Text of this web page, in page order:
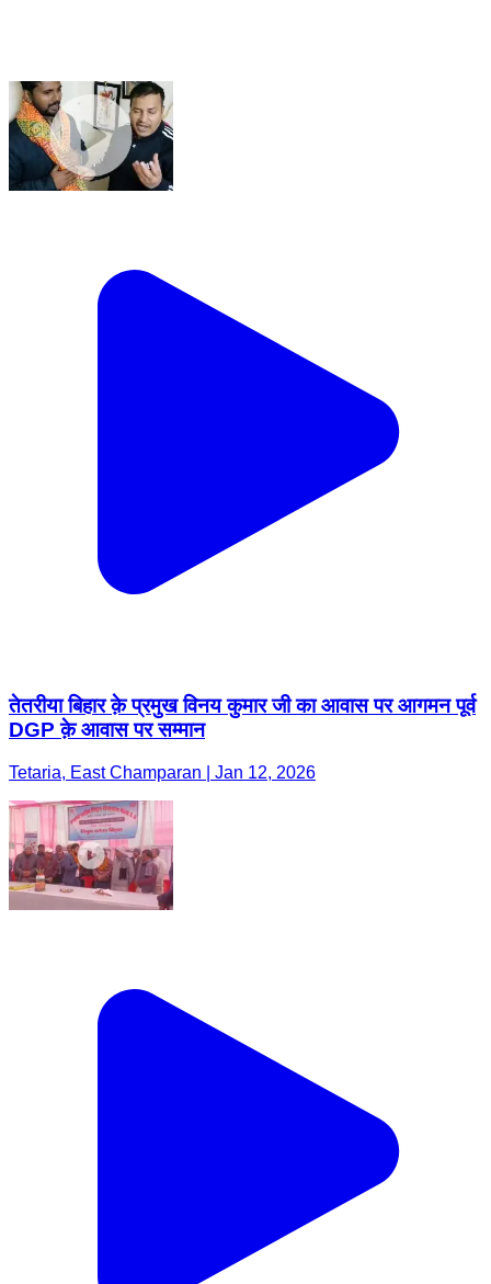
तेतरीया बिहार क़े प्रमुख विनय कुमार जी का आवास पर आगमन पूर्व